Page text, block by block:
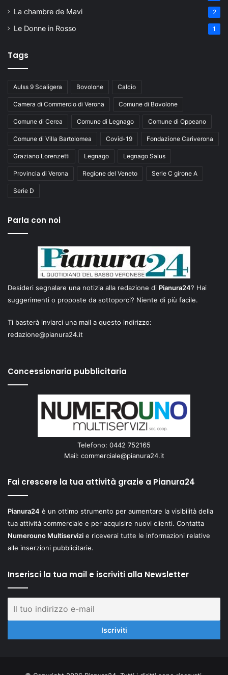
La chambre de Mavi 2
Le Donne in Rosso 1
Tags
Aulss 9 Scaligera Bovolone Calcio
Camera di Commercio di Verona Comune di Bovolone
Comune di Cerea Comune di Legnago Comune di Oppeano
Comune di Villa Bartolomea Covid-19 Fondazione Cariverona
Graziano Lorenzetti Legnago Legnago Salus
Provincia di Verona Regione del Veneto Serie C girone A
Serie D
Parla con noi
Desideri segnalare una notizia alla redazione di Pianura24? Hai
suggerimenti o proposte da sottoporci? Niente di più facile.
Ti basterà inviarci una mail a questo indirizzo:
redazione@pianura24.it
Concessionaria pubblicitaria
Telefono: 0442 752165
Mail: commerciale@pianura24.it
Fai crescere la tua attività grazie a Pianura24
Pianura24 è un ottimo strumento per aumentare la visibilità della
tua attività commerciale e per acquisire nuovi clienti. Contatta
Numerouno Multiservizi e riceverai tutte le informazioni relative
alle inserzioni pubblicitarie.
Inserisci la tua mail e iscriviti alla Newsletter